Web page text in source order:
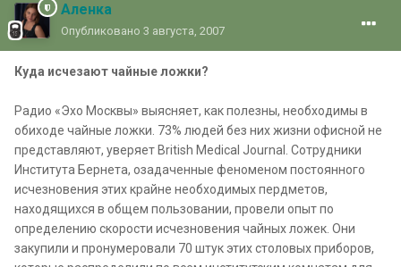
Аленка
Опубликовано 3 августа, 2007
Куда исчезают чайные ложки?
Радио «Эхо Москвы» выясняет, как полезны, необходимы в
обиходе чайные ложки. 73% людей без них жизни офисной не
представляют, уверяет British Medical Journal. Сотрудники
Института Бернета, озадаченные феноменом постоянного
исчезновения этих крайне необходимых пердметов,
находящихся в общем пользовании, провели опыт по
определению скорости исчезновения чайных ложек. Они
закупили и пронумеровали 70 штук этих столовых приборов,